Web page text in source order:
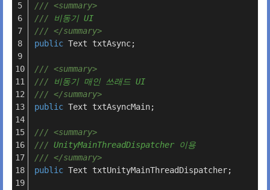
/// <summary>
/// 비동기 UI
/// </summary>
public Text txtAsync;
/// <summary>
/// 비동기 매인 쓰래드 UI
/// </summary>
public Text txtAsyncMain;
/// <summary>
/// UnityMainThreadDispatcher 이용
/// </summary>
public Text txtUnityMainThreadDispatcher;